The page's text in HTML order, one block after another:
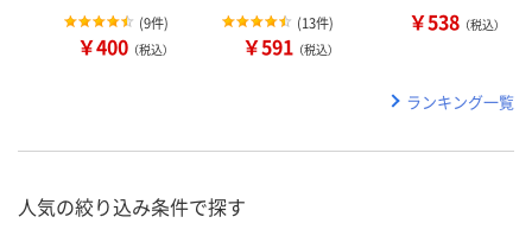
(9件)
￥400 （税込）
(13件)
￥591 （税込）
￥538 （税込）
ランキング一覧
人気の絞り込み条件で探す